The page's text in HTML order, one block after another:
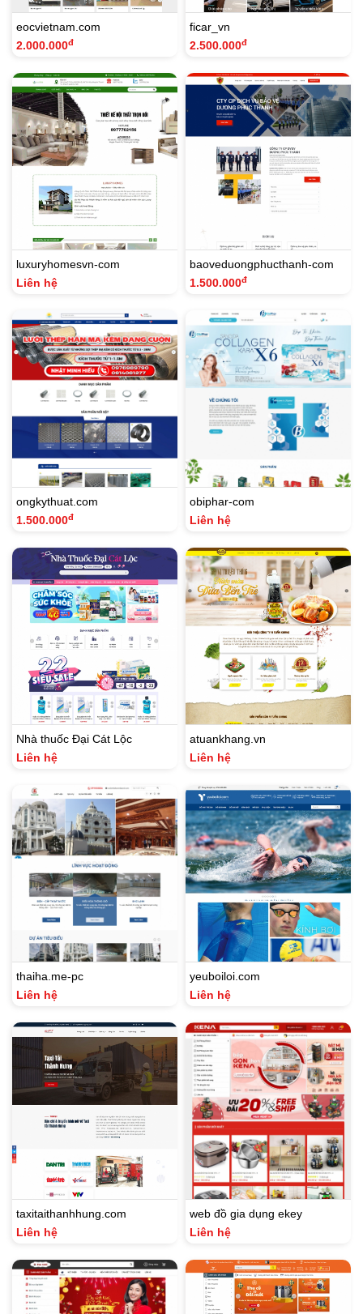
eocvietnam.com
2.000.000đ
ficar_vn
2.500.000đ
luxuryhomesvn-com
Liên hệ
baoveduongphucthanh-com
1.500.000đ
ongkythuat.com
1.500.000đ
obiphar-com
Liên hệ
Nhà thuốc Đại Cát Lộc
Liên hệ
atuankhang.vn
Liên hệ
thaiha.me-pc
Liên hệ
yeuboiloi.com
Liên hệ
taxitaithanhhung.com
Liên hệ
web đồ gia dụng ekey
Liên hệ